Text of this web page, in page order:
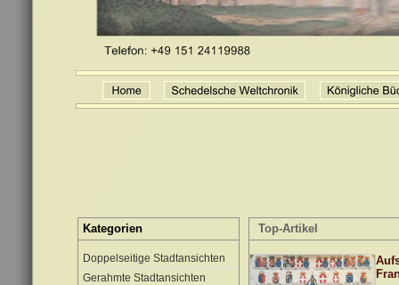
Kategorien
Doppelseitige Stadtansichten
Gerahmte Stadtansichten
Top-Artikel